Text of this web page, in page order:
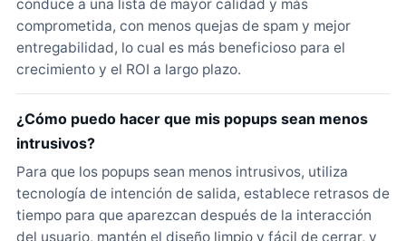
conduce a una lista de mayor calidad y más
comprometida, con menos quejas de spam y mejor
entregabilidad, lo cual es más beneficioso para el
crecimiento y el ROI a largo plazo.
¿Cómo puedo hacer que mis popups sean menos
intrusivos?
Para que los popups sean menos intrusivos, utiliza
tecnología de intención de salida, establece retrasos de
tiempo para que aparezcan después de la interacción
del usuario, mantén el diseño limpio y fácil de cerrar, y